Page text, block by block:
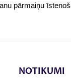
pārmaiņu
NOTIKUMI